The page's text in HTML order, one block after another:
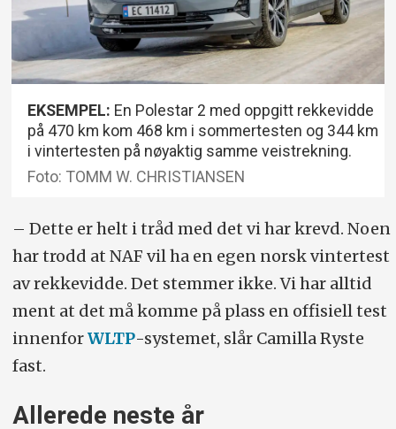
EKSEMPEL: En Polestar 2 med oppgitt rekkevidde
på 470 km kom 468 km i sommertesten og 344 km
i vintertesten på nøyaktig samme veistrekning.
Foto: TOMM W. CHRISTIANSEN
– Dette er helt i tråd med det vi har krevd. Noen
har trodd at NAF vil ha en egen norsk vintertest
av rekkevidde. Det stemmer ikke. Vi har alltid
ment at det må komme på plass en offisiell test
innenforWLTP-systemet, slår Camilla Ryste
fast.
Allerede neste år